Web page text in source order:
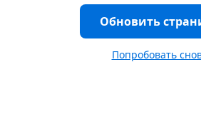
Обновить
Попробовать